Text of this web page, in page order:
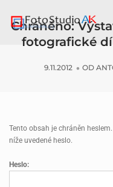
Chráněno:
fotografické
9.11.2012 OD
Tento obsah je chráněn
níže uvedené heslo.
Heslo: